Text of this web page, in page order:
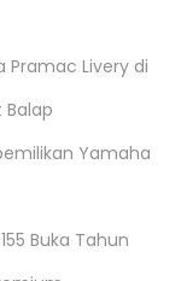
Pramac Livery di
Balap
Yamaha
Buka Tahun